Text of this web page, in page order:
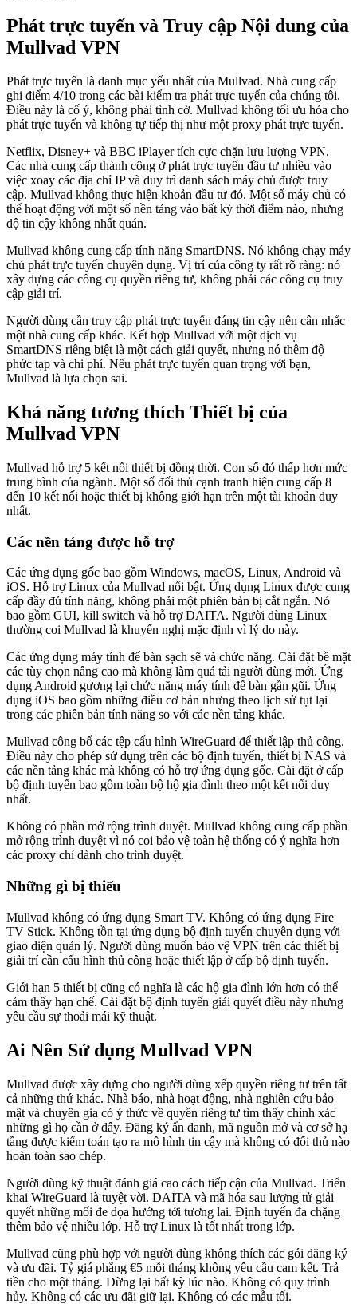
Phát trực tuyến và Truy cập Nội dung của
Mullvad VPN
Phát trực tuyến là danh mục yếu nhất của Mullvad. Nhà cung cấp
ghi điểm 4/10 trong các bài kiểm tra phát trực tuyến của chúng tôi.
Điều này là cố ý, không phải tình cờ. Mullvad không tối ưu hóa cho
phát trực tuyến và không tự tiếp thị như một proxy phát trực tuyến.
Netflix, Disney+ và BBC iPlayer tích cực chặn lưu lượng VPN.
Các nhà cung cấp thành công ở phát trực tuyến đầu tư nhiều vào
việc xoay các địa chỉ IP và duy trì danh sách máy chủ được truy
cập. Mullvad không thực hiện khoản đầu tư đó. Một số máy chủ có
thể hoạt động với một số nền tảng vào bất kỳ thời điểm nào, nhưng
độ tin cậy không nhất quán.
Mullvad không cung cấp tính năng SmartDNS. Nó không chạy máy
chủ phát trực tuyến chuyên dụng. Vị trí của công ty rất rõ ràng: nó
xây dựng các công cụ quyền riêng tư, không phải các công cụ truy
cập giải trí.
Người dùng cần truy cập phát trực tuyến đáng tin cậy nên cân nhắc
một nhà cung cấp khác. Kết hợp Mullvad với một dịch vụ
SmartDNS riêng biệt là một cách giải quyết, nhưng nó thêm độ
phức tạp và chi phí. Nếu phát trực tuyến quan trọng với bạn,
Mullvad là lựa chọn sai.
Khả năng tương thích Thiết bị của
Mullvad VPN
Mullvad hỗ trợ 5 kết nối thiết bị đồng thời. Con số đó thấp hơn mức
trung bình của ngành. Một số đối thủ cạnh tranh hiện cung cấp 8
đến 10 kết nối hoặc thiết bị không giới hạn trên một tài khoản duy
nhất.
Các nền tảng được hỗ trợ
Các ứng dụng gốc bao gồm Windows, macOS, Linux, Android và
iOS. Hỗ trợ Linux của Mullvad nổi bật. Ứng dụng Linux được cung
cấp đầy đủ tính năng, không phải một phiên bản bị cắt ngắn. Nó
bao gồm GUI, kill switch và hỗ trợ DAITA. Người dùng Linux
thường coi Mullvad là khuyến nghị mặc định vì lý do này.
Các ứng dụng máy tính để bàn sạch sẽ và chức năng. Cài đặt bề mặt
các tùy chọn nâng cao mà không làm quá tải người dùng mới. Ứng
dụng Android gương lại chức năng máy tính để bàn gần gũi. Ứng
dụng iOS bao gồm những điều cơ bản nhưng theo lịch sử tụt lại
trong các phiên bản tính năng so với các nền tảng khác.
Mullvad công bố các tệp cấu hình WireGuard để thiết lập thủ công.
Điều này cho phép sử dụng trên các bộ định tuyến, thiết bị NAS và
các nền tảng khác mà không có hỗ trợ ứng dụng gốc. Cài đặt ở cấp
bộ định tuyến bao gồm toàn bộ hộ gia đình theo một kết nối duy
nhất.
Không có phần mở rộng trình duyệt. Mullvad không cung cấp phần
mở rộng trình duyệt vì nó coi bảo vệ toàn hệ thống có ý nghĩa hơn
các proxy chỉ dành cho trình duyệt.
Những gì bị thiếu
Mullvad không có ứng dụng Smart TV. Không có ứng dụng Fire
TV Stick. Không tồn tại ứng dụng bộ định tuyến chuyên dụng với
giao diện quản lý. Người dùng muốn bảo vệ VPN trên các thiết bị
giải trí cần cấu hình thủ công hoặc thiết lập ở cấp bộ định tuyến.
Giới hạn 5 thiết bị cũng có nghĩa là các hộ gia đình lớn hơn có thể
cảm thấy hạn chế. Cài đặt bộ định tuyến giải quyết điều này nhưng
yêu cầu sự thoải mái kỹ thuật.
Ai Nên Sử dụng Mullvad VPN
Mullvad được xây dựng cho người dùng xếp quyền riêng tư trên tất
cả những thứ khác. Nhà báo, nhà hoạt động, nhà nghiên cứu bảo
mật và chuyên gia có ý thức về quyền riêng tư tìm thấy chính xác
những gì họ cần ở đây. Đăng ký ẩn danh, mã nguồn mở và cơ sở hạ
tầng được kiểm toán tạo ra mô hình tin cậy mà không có đối thủ nào
hoàn toàn sao chép.
Người dùng kỹ thuật đánh giá cao cách tiếp cận của Mullvad. Triển
khai WireGuard là tuyệt vời. DAITA và mã hóa sau lượng tử giải
quyết những mối đe dọa hướng tới tương lai. Định tuyến đa chặng
thêm bảo vệ nhiều lớp. Hỗ trợ Linux là tốt nhất trong lớp.
Mullvad cũng phù hợp với người dùng không thích các gói đăng ký
và ưu đãi. Tỷ giá phẳng €5 mỗi tháng không yêu cầu cam kết. Trả
tiền cho một tháng. Dừng lại bất kỳ lúc nào. Không có quy trình
hủy. Không có các ưu đãi giữ lại. Không có các mẫu tối.